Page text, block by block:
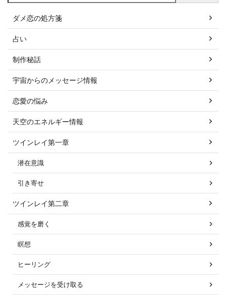
ダメ恋の処方箋
占い
制作秘話
宇宙からのメッセージ情報
恋愛の悩み
天空のエネルギー情報
ツインレイ第一章
潜在意識
引き寄せ
ツインレイ第二章
感覚を磨く
瞑想
ヒーリング
メッセージを受け取る